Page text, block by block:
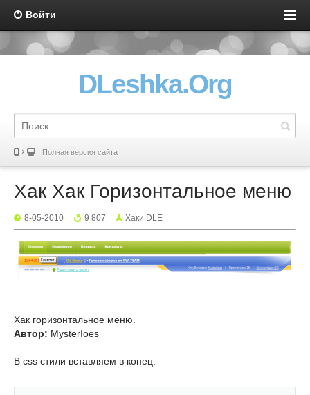
Войти
DLeshka.Org
Полная версия сайта
Хак Хак Горизонтальное меню
8-05-2010 9 807 Хаки DLE
Хак горизонтальное меню.
Автор: MysterIoes
В css стили вставляем в конец: